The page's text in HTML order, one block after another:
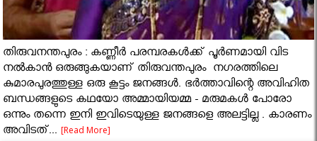
തിരുവനന്തപുരം : കണ്ണീർ പരമ്പരകൾക്ക് പൂർണമായി വിട
നൽകാൻ ഒരുങ്ങുകയാണ് തിരുവന്തപുരം നഗരത്തിലെ
കുമാരപുരത്തുള്ള ഒരു കൂട്ടം ജനങ്ങൾ. ഭർത്താവിന്റെ അവിഹിത
ബന്ധങ്ങളുടെ കഥയോ അമ്മായിയമ്മ - മരുമകൾ പോരോ
ഒന്നും തന്നെ ഇനി ഇവിടെയുള്ള ജനങ്ങളെ അലട്ടില്ല . കാരണം
അവിടത്...[Read More]